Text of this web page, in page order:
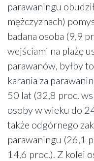
parawaningu
mężczyznach)
badana osoba (9,9
wejściami na plażę
parawanów, byłby
karania za
50 lat (32,8 proc.
osoby w wieku do
także odgórnego
parawaningu (26,1
14,6 proc.). Z kolei